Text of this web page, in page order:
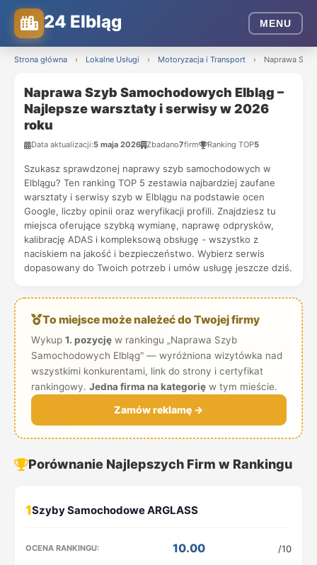
24 Elbląg MENU
Strona główna › Lokalne Usługi › Motoryzacja i Transport › Naprawa
Naprawa Szyb Samochodowych Elbląg –
Najlepsze warsztaty i serwisy w 2026
roku
Data aktualizacji:5 maja 2026 Zbadano7firm Ranking TOP5
Szukasz sprawdzonej naprawy szyb samochodowych w
Elblągu? Ten ranking TOP 5 zestawia najbardziej zaufane
warsztaty i serwisy szyb w Elblągu na podstawie ocen
Google, liczby opinii oraz weryfikacji profili. Znajdziesz tu
miejsca oferujące szybką wymianę, naprawę odprysków,
kalibrację ADAS i kompleksową obsługę - wszystko z
naciskiem na jakość i bezpieczeństwo. Wybierz serwis
dopasowany do Twoich potrzeb i umów usługę jeszcze dziś.
To miejsce może należeć do Twojej firmy
Wykup 1. pozycjęw rankingu „Naprawa Szyb
Samochodowych Elbląg" — wyróżniona wizytówka nad
wszystkimi konkurentami, link do strony i certyfikat
rankingowy. Jedna firma na kategorięw tym mieście.
Zamów reklamę →
Porównanie Najlepszych Firm w Rankingu
1
10.00 /10